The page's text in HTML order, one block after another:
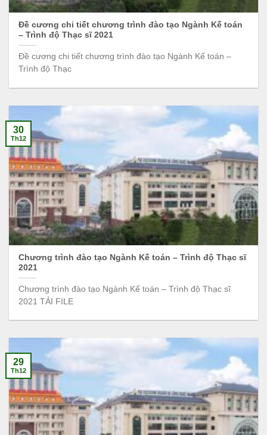
Đề cương chi tiết chương trình đào tạo Ngành Kế toán
– Trình độ Thạc sĩ 2021
Đề cương chi tiết chương trình đào tạo Ngành Kế toán –
Trình độ Thạc
Chương trình đào tạo Ngành Kế toán – Trình độ Thạc sĩ
2021
Chương trình đào tạo Ngành Kế toán – Trình độ Thạc sĩ
2021 TẢI FILE
30
Th12
29
Th12